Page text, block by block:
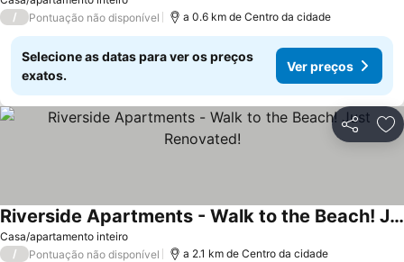
/ Pontuação não disponível a 0.6 km de Centro da cidade
Selecione as datas para ver os preços
exatos.
Ver preços
Partilhar
Casa/apartamento inteiro
Riverside Apartments - Walk to the Beach! Just Renovated!
/ Pontuação não disponível a 2.1 km de Centro da cidade